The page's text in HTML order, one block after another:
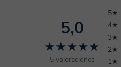
5,0
★★★★★
5 valoraciones
5★
4★
3★
2★
1★